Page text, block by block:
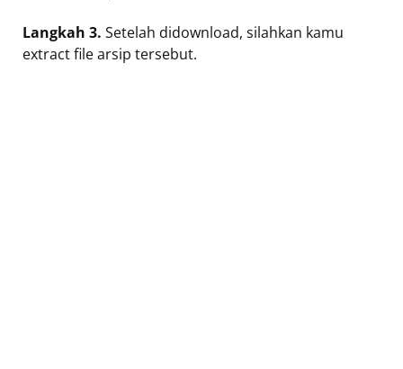
Langkah 3. Setelah didownload, silahkan kamu
extract file arsip tersebut.